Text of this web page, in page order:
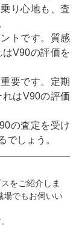
り心地も、査
トです。質感
V90の評価を
要です。定期
はV90の評価
の査定を受け
でしょう。
をご紹介しま
場でもお伺いい